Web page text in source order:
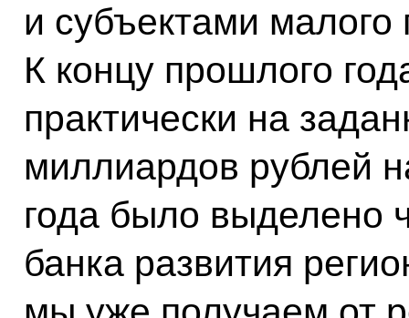
и субъектами
К концу прошлого
практически на
миллиардов рублей
года было выделено
банка развития